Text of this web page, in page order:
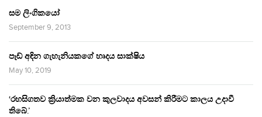
සම ලිංගිකයෝ
September 9, 2013
පෑඩ් අඳින ගැහැනියකගේ හෘදය සාක්ෂිය
May 10, 2019
‘රහසිගතව ක්‍රියාත්මක වන කුලවාදය අවසන් කිරීමට කාලය උදාවී
තිබේ.’